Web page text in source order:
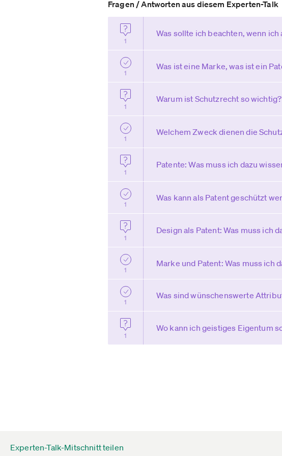
Fragen / Antworten aus diesem Experten-Talk
1
Was sollte ich beachten, wenn
1
Was ist eine Marke, was ist ein
1
Warum ist Schutzrecht so wichtig?
1
Welchem Zweck dienen die
1
Patente: Was muss ich dazu
1
Was kann als Patent geschützt
1
Design als Patent: Was muss ich
1
Marke und Patent: Was muss ich
1
Was sind wünschenswerte
1
Wo kann ich geistiges Eigentum
Experten-Talk-Mitschnitt teilen